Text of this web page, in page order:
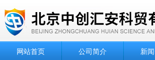
网站首页 公司简介 新